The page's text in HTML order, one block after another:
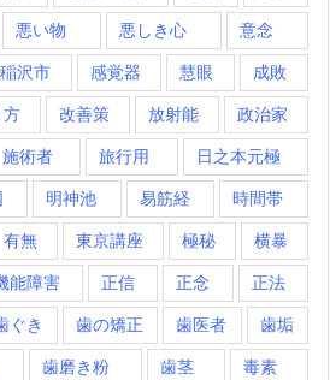
悪い物 悪しき心 意念
沢市 感覚器 慧眼 成敗
方 改善策 放射能 政治家
施術者 旅行用 日之本元極
明神池 易筋経 時間帯
有無 東京講座 極秘 横暴
能障害 正信 正念 正法
ぐき 歯の矯正 歯医者 歯垢
歯磨き粉 歯茎 毒素